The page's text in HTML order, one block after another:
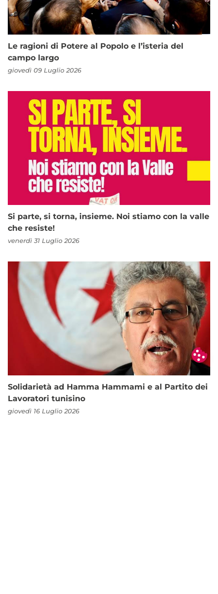
Le ragioni di Potere al Popolo e l’isteria del
campo largo
giovedì 09 Luglio 2026
Si parte, si torna, insieme. Noi stiamo con la valle
che resiste!
venerdì 31 Luglio 2026
Solidarietà ad Hamma Hammami e al Partito dei
Lavoratori tunisino
giovedì 16 Luglio 2026